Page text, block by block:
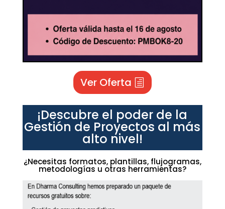
Ver Oferta
¡Descubre el poder de la
Gestión de Proyectos al más
alto nivel!
¿Necesitas formatos, plantillas, flujogramas,
metodologías u otras herramientas?